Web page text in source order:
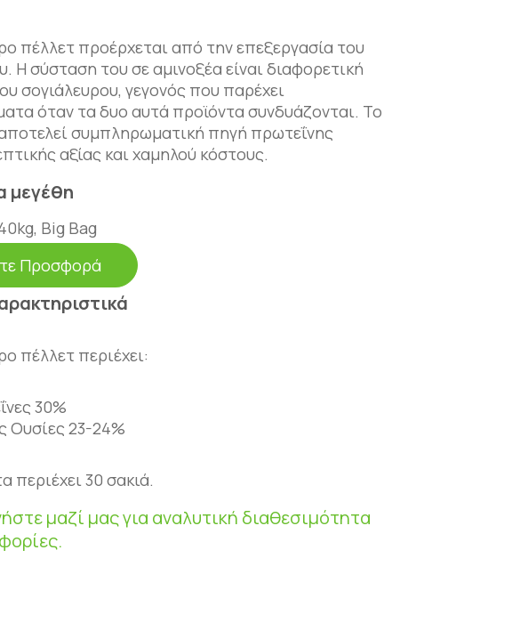
πέλλετ προέρχεται από την επεξεργασία του
Η σύσταση του σε αμινοξέα είναι διαφορετική
σογιάλευρου, γεγονός που παρέχει
όταν τα δυο αυτά προϊόντα συνδυάζονται. Το
συμπληρωματική πηγή πρωτεΐνης
αξίας και χαμηλού κόστους.
μεγέθη
Big Βag
Προσφορά
πέλλετ περιέχει:
30%
Ουσίες 23-24%
περιέχει 30 σακιά.
μαζί μας για αναλυτική διαθεσιμότητα